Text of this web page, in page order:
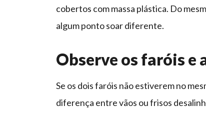
cobertos com massa plástica. Do
algum ponto soar diferente.
Observe os faróis e
Se os dois faróis não estiverem no
diferença entre vãos ou frisos